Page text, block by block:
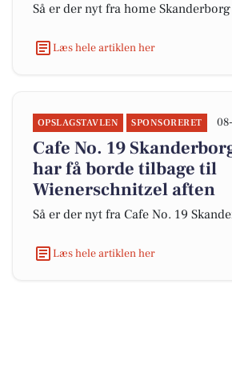
Så er der nyt fra home Skanderborg
Læs hele artiklen her
OPSLAGSTAVLEN SPONSORERET
Cafe No. 19
har få borde tilbage til
Wienerschnitzel aften
Så er der nyt fra Cafe No. 19
Læs hele artiklen her